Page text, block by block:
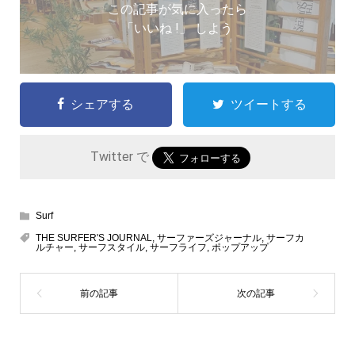
この記事が気に入ったら
「いいね !」 しよう
シェアする ツイートする
Twitter で
Surf
THE SURFER'S JOURNAL, サーファーズジャーナル, サーフカ
ルチャー, サーフスタイル, サーフライフ, ポップアップ